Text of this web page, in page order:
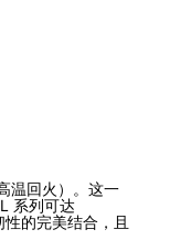
温回火）。这一
系列可达
的完美结合，且